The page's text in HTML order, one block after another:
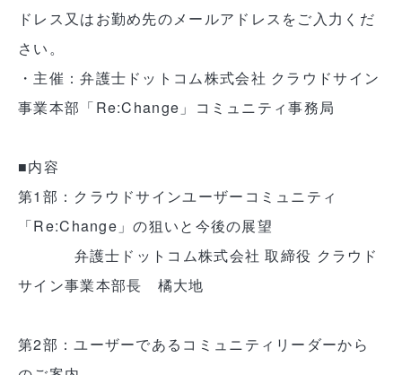
ドレス又はお勤め先のメールアドレスをご入力くだ
さい。
・主催：弁護士ドットコム株式会社 クラウドサイン
事業本部「Re:Change」コミュニティ事務局
■内容
第1部：クラウドサインユーザーコミュニティ
「Re:Change」の狙いと今後の展望
弁護士ドットコム株式会社 取締役 クラウド
サイン事業本部長 橘大地
第2部：ユーザーであるコミュニティリーダーから